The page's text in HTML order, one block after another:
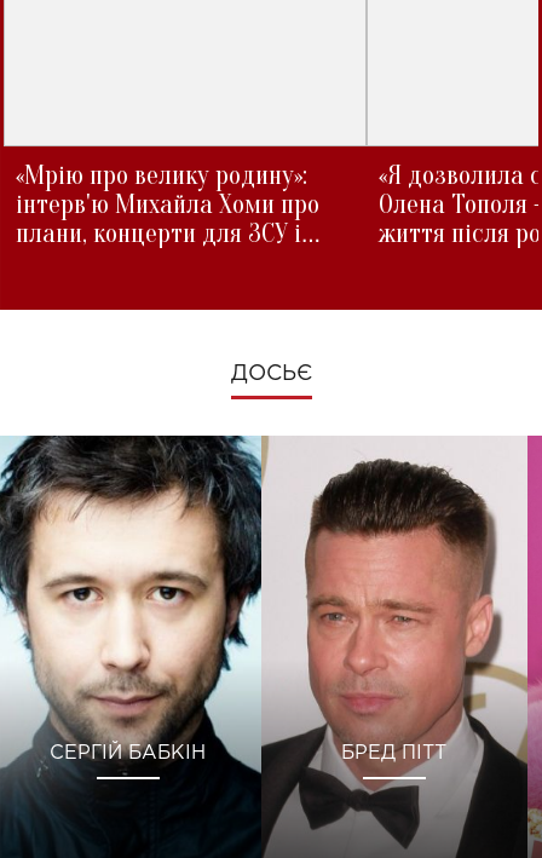
«Мрію про велику родину»:
інтерв'ю Михайла Хоми про
плани, концерти для ЗСУ і
«Я дозволила
Олена Тополя
життя після
ДОСЬЄ
СЕРГІЙ БАБКІН БРЕД ПІТТ